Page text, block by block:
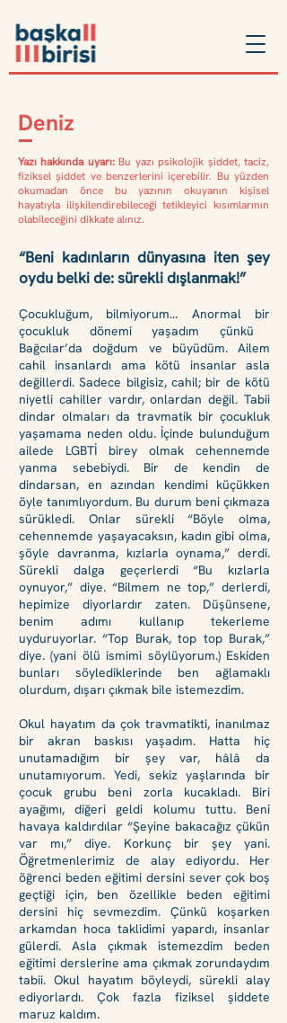
Deniz
Yazı hakkında uyarı: Bu yazı psikolojik şiddet, taciz,
fiziksel şiddet ve benzerlerini içerebilir. Bu yüzden
okumadan önce bu yazının okuyanın kişisel
hayatıyla ilişkilendirebileceği tetikleyici kısımlarının
olabileceğini dikkate alınız.
“Beni kadınların dünyasına iten şey
oydu belki de: sürekli dışlanmak!”
Çocukluğum, bilmiyorum... Anormal bir
çocukluk dönemi yaşadım çünkü
Bağcılar’da doğdum ve büyüdüm. Ailem
cahil insanlardı ama kötü insanlar asla
değillerdi. Sadece bilgisiz, cahil; bir de kötü
niyetli cahiller vardır, onlardan değil. Tabii
dindar olmaları da travmatik bir çocukluk
yaşamama neden oldu. İçinde bulunduğum
ailede LGBTİ birey olmak cehennemde
yanma sebebiydi. Bir de kendin de
dindarsan, en azından kendimi küçükken
öyle tanımlıyordum. Bu durum beni çıkmaza
sürükledi. Onlar sürekli “Böyle olma,
cehennemde yaşayacaksın, kadın gibi olma,
şöyle davranma, kızlarla oynama,” derdi.
Sürekli dalga geçerlerdi “Bu kızlarla
oynuyor,” diye. “Bilmem ne top,” derlerdi,
hepimize diyorlardır zaten. Düşünsene,
benim adımı kullanıp tekerleme
uyduruyorlar. “Top Burak, top top Burak,”
diye. (yani ölü ismimi söylüyorum.) Eskiden
bunları söylediklerinde ben ağlamaklı
olurdum, dışarı çıkmak bile istemezdim.
Okul hayatım da çok travmatikti, inanılmaz
bir akran baskısı yaşadım. Hatta hiç
unutamadığım bir şey var, hâlâ da
unutamıyorum. Yedi, sekiz yaşlarında bir
çocuk grubu beni zorla kucakladı. Biri
ayağımı, diğeri geldi kolumu tuttu. Beni
havaya kaldırdılar “Şeyine bakacağız çükün
var mı,” diye. Korkunç bir şey yani.
Öğretmenlerimiz de alay ediyordu. Her
öğrenci beden eğitimi dersini sever çok boş
geçtiği için, ben özellikle beden eğitimi
dersini hiç sevmezdim. Çünkü koşarken
arkamdan hoca taklidimi yapardı, insanlar
gülerdi. Asla çıkmak istemezdim beden
eğitimi derslerine ama çıkmak zorundaydım
tabii. Okul hayatım böyleydi, sürekli alay
ediyorlardı. Çok fazla fiziksel şiddete
maruz kaldım.